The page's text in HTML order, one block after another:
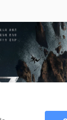
Bela Diri